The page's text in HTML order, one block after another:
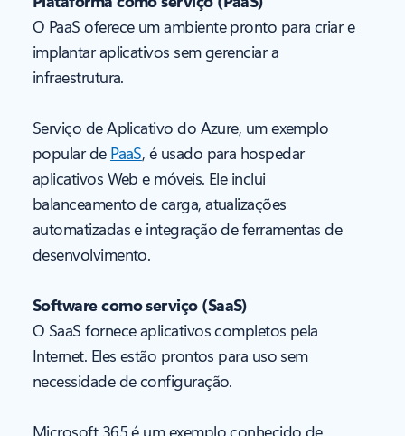
O PaaS oferece um ambiente pronto para criar e
implantar aplicativos sem gerenciar a
infraestrutura.
Serviço de Aplicativo do Azure, um exemplo
popular de PaaS, é usado para hospedar
aplicativos Web e móveis. Ele inclui
balanceamento de carga, atualizações
automatizadas e integração de ferramentas de
desenvolvimento.
Software como serviço (SaaS)
O SaaS fornece aplicativos completos pela
Internet. Eles estão prontos para uso sem
necessidade de configuração.